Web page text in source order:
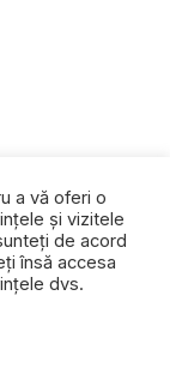
a vă oferi o
și vizitele
de acord
însă accesa
dvs.